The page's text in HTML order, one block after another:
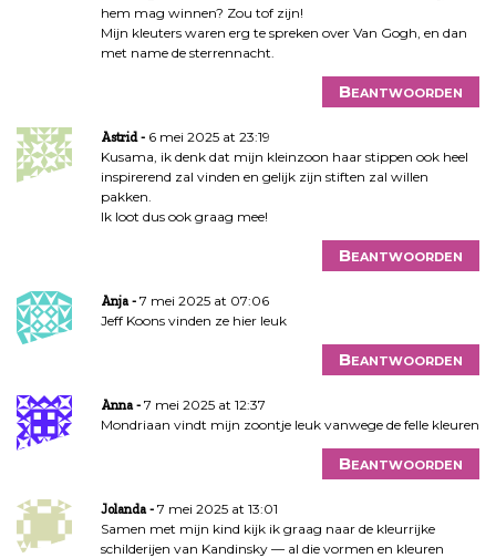
hem mag winnen? Zou tof zijn!
Mijn kleuters waren erg te spreken over Van Gogh, en dan
met name de sterrennacht.
Beantwoorden
Astrid
6 mei 2025 at 23:19
Kusama, ik denk dat mijn kleinzoon haar stippen ook heel
inspirerend zal vinden en gelijk zijn stiften zal willen
pakken.
Ik loot dus ook graag mee!
Beantwoorden
Anja
7 mei 2025 at 07:06
Jeff Koons vinden ze hier leuk
Beantwoorden
Anna
7 mei 2025 at 12:37
Mondriaan vindt mijn zoontje leuk vanwege de felle kleuren
Beantwoorden
Jolanda
7 mei 2025 at 13:01
Samen met mijn kind kijk ik graag naar de kleurrijke
schilderijen van Kandinsky — al die vormen en kleuren